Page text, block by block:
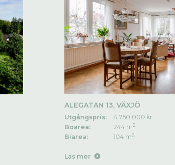
ALEGATAN 13, VÄXJÖ
Utgångspris:
4 750 000 kr
Boarea:
244 m2
Biarea: 104 m2
Läs mer